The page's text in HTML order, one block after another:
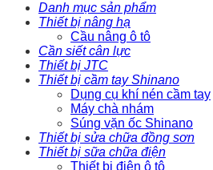
Danh mục sản phẩm
Thiết bị nâng hạ
Cầu nâng ô tô
Cần siết cân lực
Thiết bị JTC
Thiết bị cầm tay Shinano
Dụng cụ khí nén cầm tay
Máy chà nhám
Súng vặn ốc Shinano
Thiết bị sửa chữa đồng sơn
Thiết bị sữa chữa điện
Thiết bị điện ô tô